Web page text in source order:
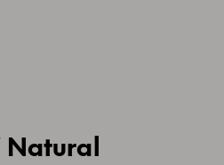
Natural